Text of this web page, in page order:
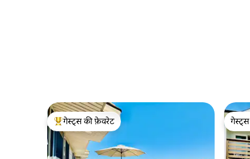
गेस्ट्स का टॉप फ़ेवरेट
गेस्ट्स की फ़ेवरेट